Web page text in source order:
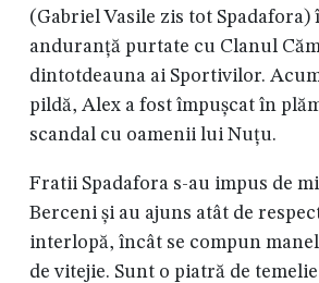
(Gabriel Vasile zis tot Spadafora)
anduranță purtate cu Clanul
dintotdeauna ai Sportivilor.
pildă, Alex a fost împușcat în
scandal cu oamenii lui Nuțu.
Fratii Spadafora s-au impus de
Berceni și au ajuns atât de
interlopă, încât se compun
de vitejie. Sunt o piatră de